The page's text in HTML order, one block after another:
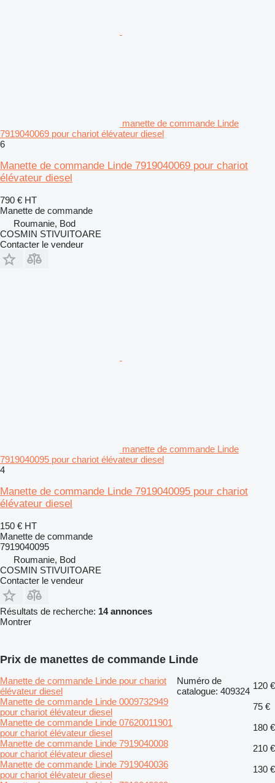
manette de commande Linde
7919040069 pour chariot élévateur diesel
6
Manette de commande Linde 7919040069 pour chariot
élévateur diesel
790 € HT
Manette de commande
Roumanie, Bod
COSMIN STIVUITOARE
Contacter le vendeur
manette de commande Linde
7919040095 pour chariot élévateur diesel
4
Manette de commande Linde 7919040095 pour chariot
élévateur diesel
150 € HT
Manette de commande
7919040095
Roumanie, Bod
COSMIN STIVUITOARE
Contacter le vendeur
Résultats de recherche: 14 annonces
Montrer
Prix de manettes de commande Linde
Manette de commande Linde pour chariot
élévateur diesel
Numéro de
catalogue: 409324
120 €
Manette de commande Linde 0009732949
pour chariot élévateur diesel
75 €
Manette de commande Linde 07620011901
pour chariot élévateur diesel
180 €
Manette de commande Linde 7919040008
pour chariot élévateur diesel
210 €
Manette de commande Linde 7919040036
pour chariot élévateur diesel
130 €